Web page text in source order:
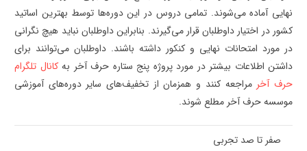
نهایی آماده می‌شوند. تمامی دروس در این دوره‌ها توسط بهترین اساتید
کشور در اختیار داوطلبان قرار می‌گیرند. بنابراین داوطلبان نباید هیچ نگرانی
در مورد امتحانات نهایی و کنکور داشته باشند. داوطلبان می‌توانند برای
داشتن اطلاعات بیشتر در مورد پروژه پنج ستاره حرف آخر بهکانال تلگرام
حرف آخر مراجعه کنند و همزمان از تخفیف‌های سایر دوره‌های آموزشی
موسسه حرف آخر مطلع شوند.
صفر تا صد تجربی